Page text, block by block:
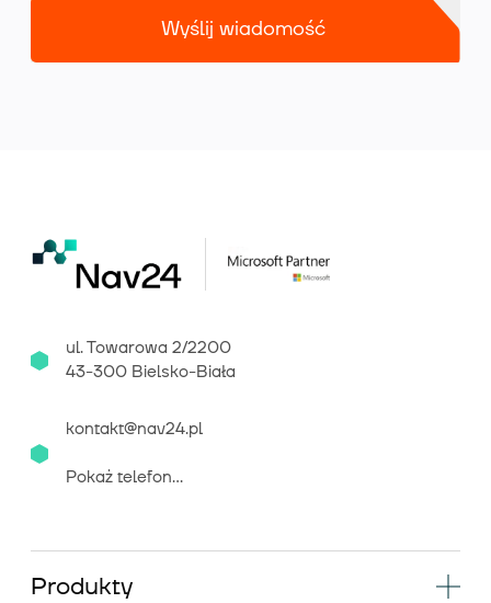
Wyślij wiadomość
ul. Towarowa 2/2200
43-300 Bielsko-Biała
kontakt@nav24.pl
Pokaż telefon...
Produkty